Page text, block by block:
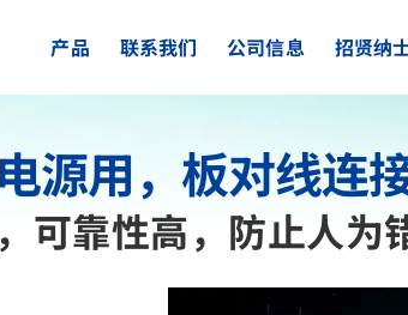
产品 联系我们 公司信息 招贤纳
源用，板对线连
可靠性高，防止人为